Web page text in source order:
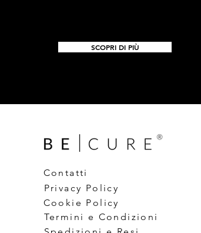
SCOPRI DI PIÙ
Contatti
Privacy Policy
Cookie Policy
Termini e Condizioni